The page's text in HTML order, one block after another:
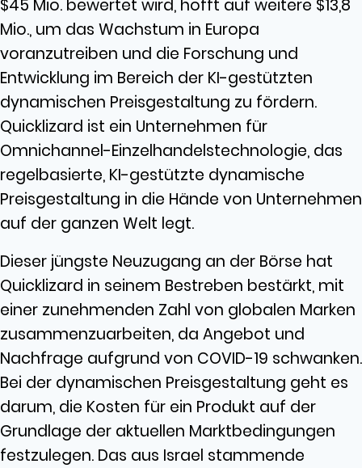
$45 Mio. bewertet wird, hofft auf weitere $13,8
Mio., um das Wachstum in Europa
voranzutreiben und die Forschung und
Entwicklung im Bereich der KI-gestützten
dynamischen Preisgestaltung zu fördern.
Quicklizard ist ein Unternehmen für
Omnichannel-Einzelhandelstechnologie, das
regelbasierte, KI-gestützte dynamische
Preisgestaltung in die Hände von Unternehmen
auf der ganzen Welt legt.
Dieser jüngste Neuzugang an der Börse hat
Quicklizard in seinem Bestreben bestärkt, mit
einer zunehmenden Zahl von globalen Marken
zusammenzuarbeiten, da Angebot und
Nachfrage aufgrund von COVID-19 schwanken.
Bei der dynamischen Preisgestaltung geht es
darum, die Kosten für ein Produkt auf der
Grundlage der aktuellen Marktbedingungen
festzulegen. Das aus Israel stammende